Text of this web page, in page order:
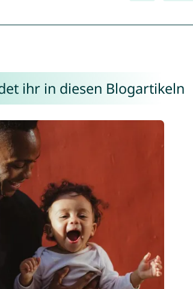
ihr in diesen Blogartikeln